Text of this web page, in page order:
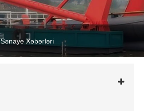
Sənaye Xəbərləri